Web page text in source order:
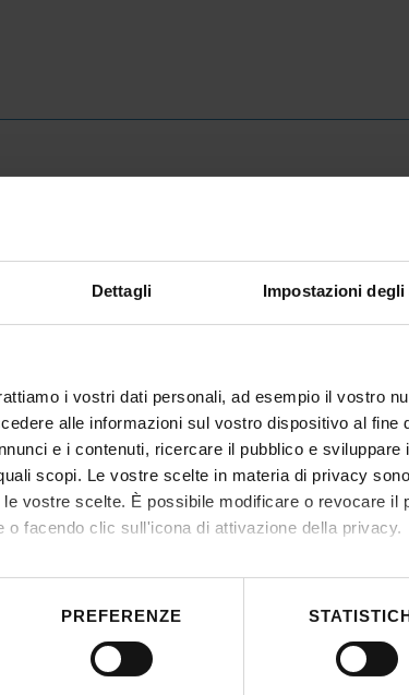
Dettagli Impostazioni degli
i vostri dati personali, ad esempio il vostro
alle informazioni sul vostro dispositivo al fine
e i contenuti, ricercare il pubblico e
scopi. Le vostre scelte in materia di privacy
vostre scelte. È possibile modificare o revocare il
o facendo clic sull'icona di attivazione della privacy.
anche:
tua posizione geografica, con
elaborati i tuoi dati personali e imposta le tue
PREFERENZE